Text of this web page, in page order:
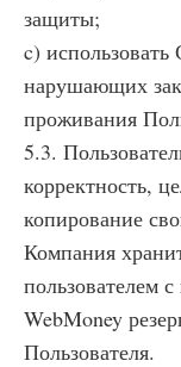
защиты;
c)
нарушающих
проживания
5.3.
корректность,
копирование
Компания
пользователем
WebMoney
Пользователя.